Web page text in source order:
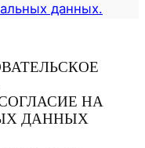
данных.
НА
ДАННЫХ